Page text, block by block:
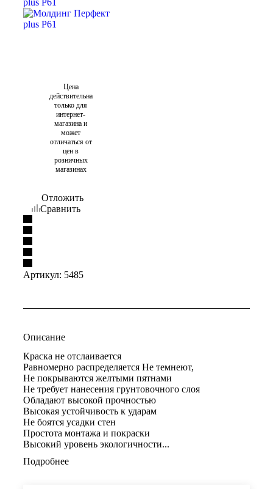
Цена
действительна
только для
интернет-
магазина и
может
отличаться от
цен в
розничных
магазинах
Отложить
Сравнить
Артикул: 5485
Описание
Краска не отслаивается
Равномерно распределяется Не темнеют,
Не покрываются желтыми пятнами
Не требует нанесения грунтовочного слоя
Обладают высокой прочностью
Высокая устойчивость к ударам
Не боятся усадки стен
Простота монтажа и покраски
Высокий уровень экологичности...
Подробнее